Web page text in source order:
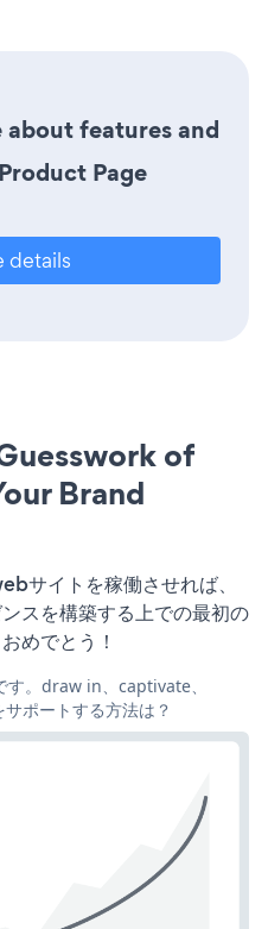
features and
Page
details
of
Brand
サイトを稼働させれば、
スを構築する上での最初の
めでとう！
。draw in、captivate、
ポートする方法は？